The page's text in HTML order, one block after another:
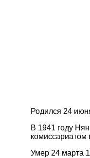
Родился 24
В 1941 году
комиссариатом
Умер 24 марта